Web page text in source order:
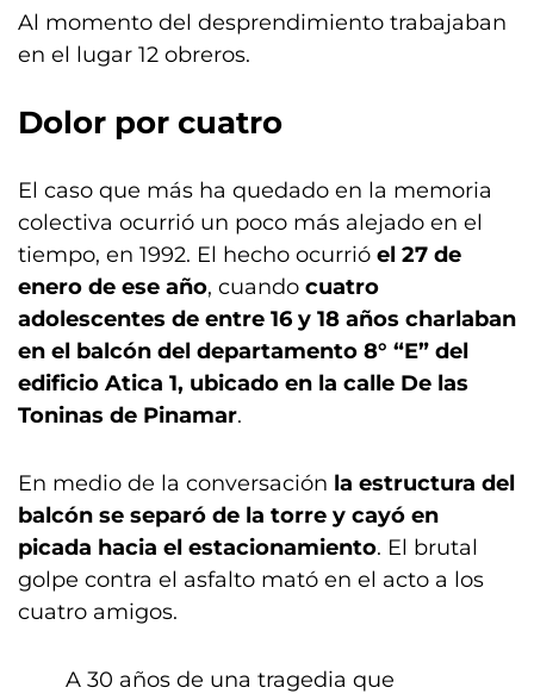
Al momento del desprendimiento trabajaban
en el lugar 12 obreros.
Dolor por cuatro
El caso que más ha quedado en la memoria
colectiva ocurrió un poco más alejado en el
tiempo, en 1992. El hecho ocurrió el 27 de
enero de ese año, cuando cuatro
adolescentes de entre 16 y 18 años charlaban
en el balcón del departamento 8° “E” del
edificio Atica 1, ubicado en la calle De las
Toninas de Pinamar.
En medio de la conversación la estructura del
balcón se separó de la torre y cayó en
picada hacia el estacionamiento. El brutal
golpe contra el asfalto mató en el acto a los
cuatro amigos.
A 30 años de una tragedia que